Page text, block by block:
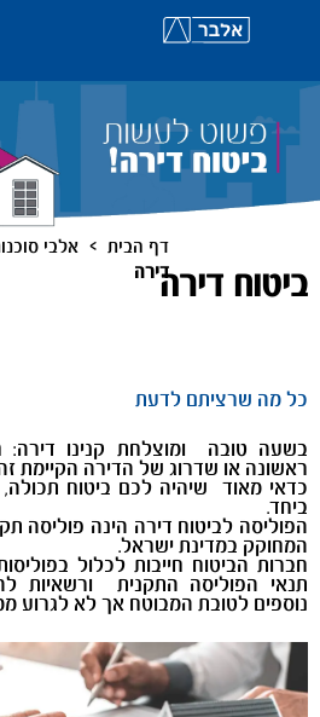
ביטוח דירה
דף הבית > אלבי
דירה
כל מה שרציתם לדעת
בשעה טובה ומוצלחת קנינו
ראשונה או שדרוג של הדירה הקיימת
כדאי מאוד שיהיה לכם ביטוח
ביחד.
הפוליסה לביטוח דירה הינה פוליסה
המחוקק במדינת ישראל.
חברות הביטוח חייבות לכלול
תנאי הפוליסה התקנית ורשאיות
נוספים לטובת המבוטח אך לא לגרוע